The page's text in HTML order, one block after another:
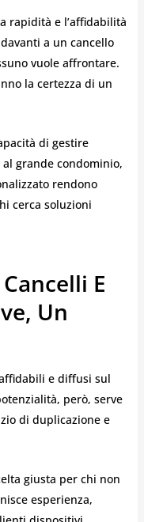
rapidità e l’affidabilità
a un cancello
vuole affrontare.
la certezza di un
di gestire
grande condominio,
rendono
cerca soluzioni
E
Un
e diffusi sul
però, serve
di duplicazione e
giusta per chi non
esperienza,